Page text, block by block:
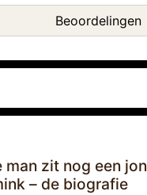
Beoordelingen
man zit nog een
– de biografie